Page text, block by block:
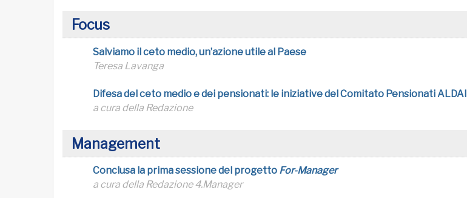
Focus
Salviamo il ceto medio, un’azione utile al Paese
Teresa Lavanga
Difesa del ceto medio e dei pensionati: le iniziative del Comitato Pensionati ALDAI
a cura della Redazione
Management
Conclusa la prima sessione del progetto For-Manager
a cura della Redazione 4.Manager